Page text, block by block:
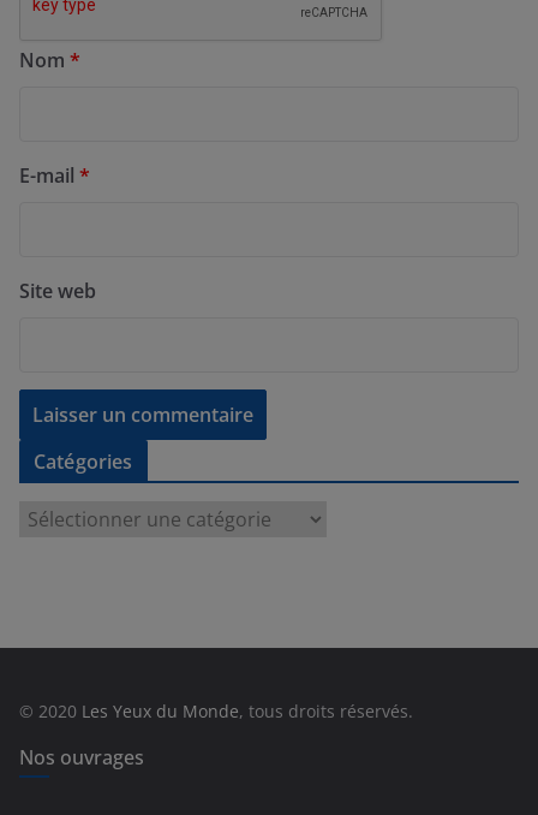
Nom *
E-mail *
Site web
Catégories
e
s
© 2020 Les Yeux du Monde, tous droits réservés.
Nos ouvrages